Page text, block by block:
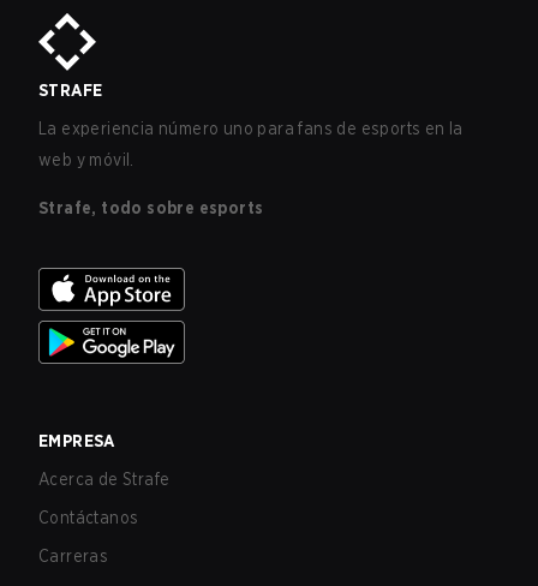
STRAFE
La experiencia número uno para fans de esports en la
web y móvil.
Strafe, todo sobre esports
EMPRESA
Acerca de Strafe
Contáctanos
Carreras